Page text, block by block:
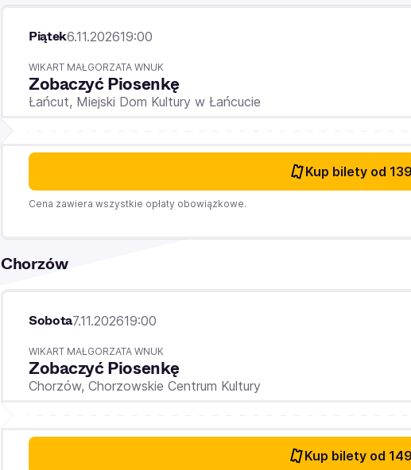
Piątek6.11.202619:00
WIKART MAŁGORZATA WNUK
Zobaczyć Piosenkę
Łańcut, Miejski Dom Kultury w Łańcucie
Kup bilety od
Cena zawiera wszystkie opłaty obowiązkowe.
Chorzów
Sobota7.11.202619:00
WIKART MAŁGORZATA WNUK
Zobaczyć Piosenkę
Chorzów, Chorzowskie Centrum Kultury
Kup bilety od